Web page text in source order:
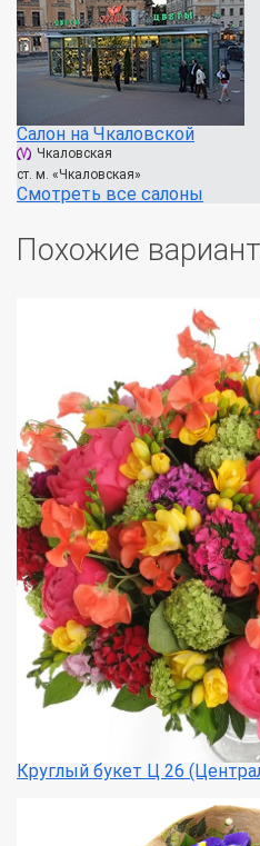
Салон на Чкаловской
Чкаловская
ст. м. «Чкаловская»
Смотреть все салоны
Похожие
Круглый букет Ц 26